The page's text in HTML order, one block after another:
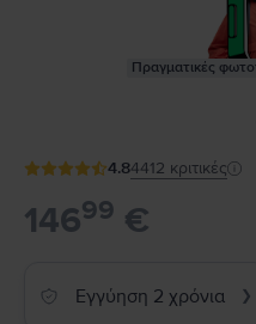
Πραγματικές
4.84412 κριτικές
14699 €
Εγγύηση 2 χρόνια ❯